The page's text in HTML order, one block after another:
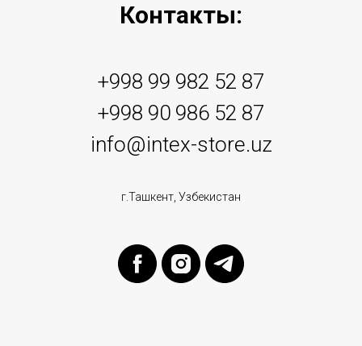
Контакты:
+998 99 982 52 87
+998 90 986 52 87
info@intex-store.uz
г.Ташкент, Узбекистан